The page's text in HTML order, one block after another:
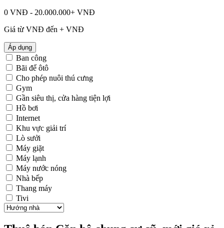
0 VNĐ - 20.000.000+ VNĐ
Giá từ VNĐ đến + VNĐ
Áp dụng
Ban công
Bãi để ôtô
Cho phép nuôi thú cưng
Gym
Gần siêu thị, cửa hàng tiện lợi
Hồ bơi
Internet
Khu vực giải trí
Lò sưởi
Máy giặt
Máy lạnh
Máy nước nóng
Nhà bếp
Thang máy
Tivi